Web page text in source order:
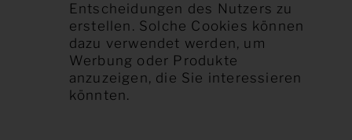
Entscheidungen des Nutzers zu
erstellen. Solche Cookies können
dazu verwendet werden, um
Werbung oder Produkte
anzuzeigen, die Sie interessieren
könnten.